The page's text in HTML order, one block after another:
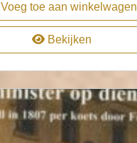
Voeg toe aan winkelwagen
Bekijken